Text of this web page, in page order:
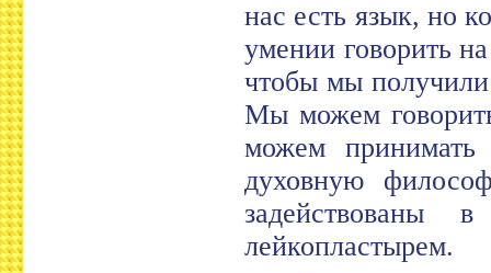
нас есть язык, но
умении говорить
чтобы мы
Мы можем
можем
духовную
задействованы
лейкопластырем.